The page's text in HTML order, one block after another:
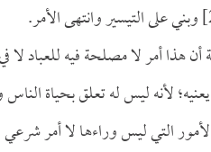
هذا أمر لا مصلحة فيه للعباد
لأنه ليس له تعلق بحياة
التي ليس وراءها لا أمر